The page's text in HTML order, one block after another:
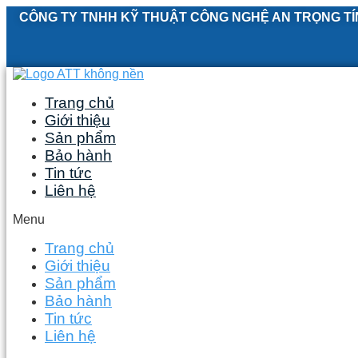
Skip
CÔNG TY TNHH KỸ THUẬT CÔNG NGHỆ AN TRỌNG
Trang chủ
Giới thiệu
Sản phẩm
Bảo hành
Tin tức
Liên hệ
Menu
Trang chủ
Giới thiệu
Sản phẩm
Bảo hành
Tin tức
Liên hệ